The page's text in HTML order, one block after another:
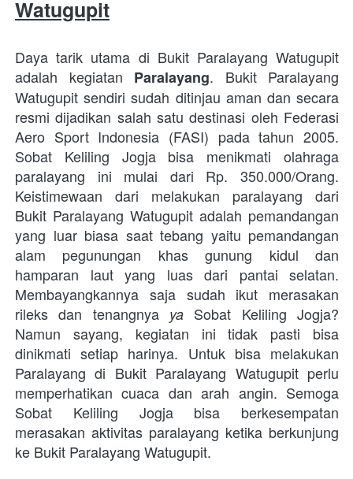
Watugupit
Daya tarik utama di Bukit Paralayang Watugupit
adalah kegiatan Paralayang. Bukit Paralayang
Watugupit sendiri sudah ditinjau aman dan secara
resmi dijadikan salah satu destinasi oleh Federasi
Aero Sport Indonesia (FASI) pada tahun 2005.
Sobat Keliling Jogja bisa menikmati olahraga
paralayang ini mulai dari Rp. 350.000/Orang.
Keistimewaan dari melakukan paralayang dari
Bukit Paralayang Watugupit adalah pemandangan
yang luar biasa saat tebang yaitu pemandangan
alam pegunungan khas gunung kidul dan
hamparan laut yang luas dari pantai selatan.
Membayangkannya saja sudah ikut merasakan
rileks dan tenangnya ya Sobat Keliling Jogja?
Namun sayang, kegiatan ini tidak pasti bisa
dinikmati setiap harinya. Untuk bisa melakukan
Paralayang di Bukit Paralayang Watugupit perlu
memperhatikan cuaca dan arah angin. Semoga
Sobat Keliling Jogja bisa berkesempatan
merasakan aktivitas paralayang ketika berkunjung
ke Bukit Paralayang Watugupit.